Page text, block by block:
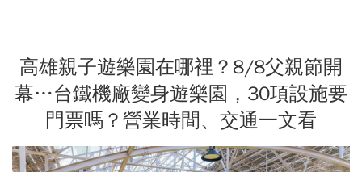
高雄親子遊樂園在哪裡？8/8父親節開
幕…台鐵機廠變身遊樂園，30項設施要
門票嗎？營業時間、交通一文看